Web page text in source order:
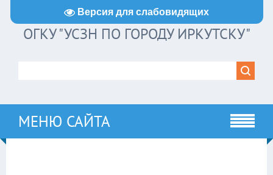
Версия для слабовидящих
ОГКУ "УСЗН ПО ГОРОДУ ИРКУТСКУ"
МЕНЮ САЙТА